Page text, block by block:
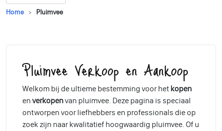
Home Pluimvee
Pluimvee Verkoop en Aankoop
Welkom bij de ultieme bestemming voor het kopen
en verkopenvan pluimvee. Deze pagina is speciaal
ontworpen voor liefhebbers en professionals die op
zoek zijn naar kwalitatief hoogwaardig pluimvee. Of u